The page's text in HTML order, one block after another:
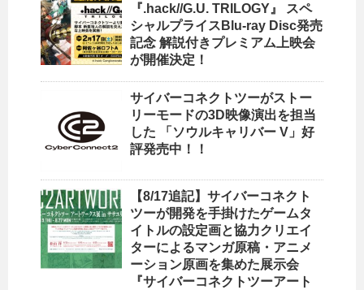
『.hack//G.U. TRILOGY』 スペ
シャルプライスBlu-ray Disc発売
記念 解説付きプレミアム上映会
が開催決定！
サイバーコネクトツーがストー
リーモードの3D映像演出を担当
した 「ソウルキャリバー V」好
評発売中！！
【8/17追記】サイバーコネクト
ツーが開発を手掛けたゲームタ
イトルの設定画と協力クリエイ
ターによるマンガ原稿・アニメ
ーション原画を集めた展示会
『サイバーコネクトツーアート